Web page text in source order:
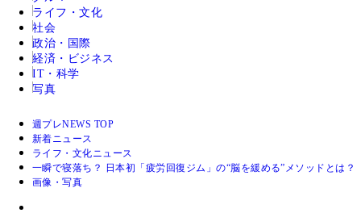
ライフ・文化
社会
政治・国際
経済・ビジネス
IT・科学
写真
週プレNEWS TOP
新着ニュース
ライフ・文化ニュース
一瞬で寝落ち？ 日本初「疲労回復ジム」の“脳を緩める”メソッドとは？
画像・写真